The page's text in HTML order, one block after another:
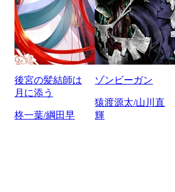
後宮の髪結師は
月に添う
柊一葉/綱田早
ゾンビーガン
猿渡源太/山川直
輝